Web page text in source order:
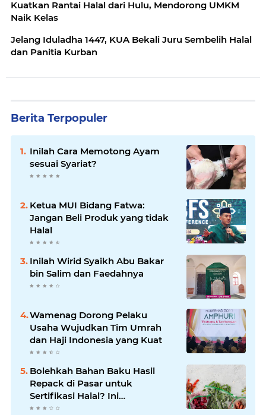
Kuatkan Rantai Halal dari Hulu, Mendorong UMKM
Naik Kelas
Jelang Iduladha 1447, KUA Bekali Juru Sembelih Halal
dan Panitia Kurban
Berita Terpopuler
Inilah Cara Memotong Ayam
sesuai Syariat?
Ketua MUI Bidang Fatwa:
Jangan Beli Produk yang tidak
Halal
Inilah Wirid Syaikh Abu Bakar
bin Salim dan Faedahnya
Wamenag Dorong Pelaku
Usaha Wujudkan Tim Umrah
dan Haji Indonesia yang Kuat
Bolehkah Bahan Baku Hasil
Repack di Pasar untuk
Sertifikasi Halal? Ini
Penjelasannya